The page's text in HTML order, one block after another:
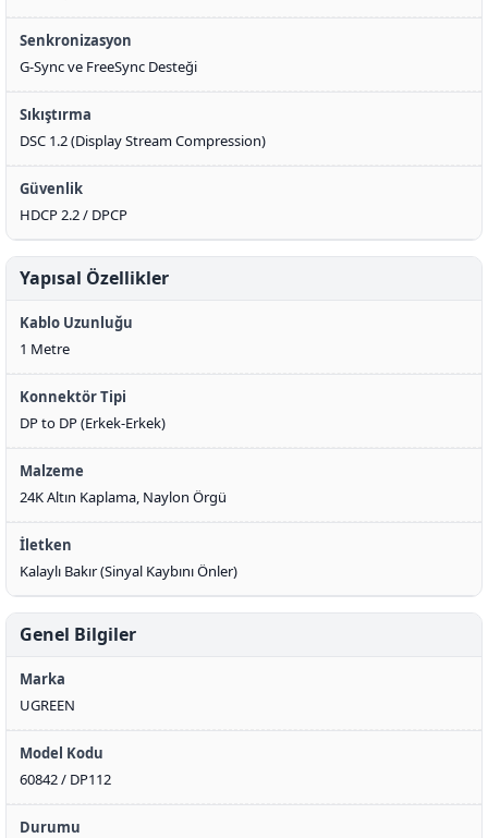
Senkronizasyon
G-Sync ve FreeSync Desteği
Sıkıştırma
DSC 1.2 (Display Stream Compression)
Güvenlik
HDCP 2.2 / DPCP
Yapısal Özellikler
Kablo Uzunluğu
1 Metre
Konnektör Tipi
DP to DP (Erkek-Erkek)
Malzeme
24K Altın Kaplama, Naylon Örgü
İletken
Kalaylı Bakır (Sinyal Kaybını Önler)
Genel Bilgiler
Marka
UGREEN
Model Kodu
60842 / DP112
Durumu